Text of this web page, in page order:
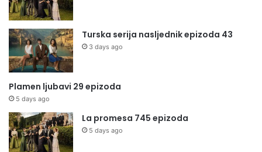
Turska serija nasljednik epizoda 43
3 days ago
Plamen ljubavi 29 epizoda
5 days ago
La promesa 745 epizoda
5 days ago